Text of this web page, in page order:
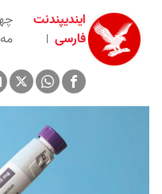
ایندیپندنت
فارسی
مه ۲۰۲۵ ۹:۳۰